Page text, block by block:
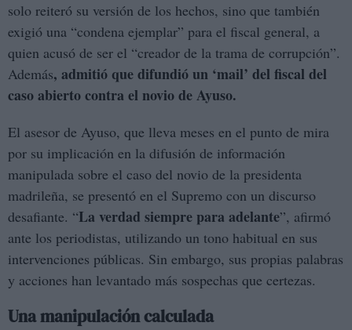
solo reiteró su versión de los hechos, sino que también
exigió una “condena ejemplar” para el fiscal general, a
quien acusó de ser el “creador de la trama de corrupción”.
Además, admitió que difundió un ‘mail’ del fiscal del
caso abierto contra el novio de Ayuso.
El asesor de Ayuso, que lleva meses en el punto de mira
por su implicación en la difusión de información
manipulada sobre el caso del novio de la presidenta
madrileña, se presentó en el Supremo con un discurso
desafiante. “La verdad siempre para adelante”, afirmó
ante los periodistas, utilizando un tono habitual en sus
intervenciones públicas. Sin embargo, sus propias palabras
y acciones han levantado más sospechas que certezas.
Una manipulación calculada